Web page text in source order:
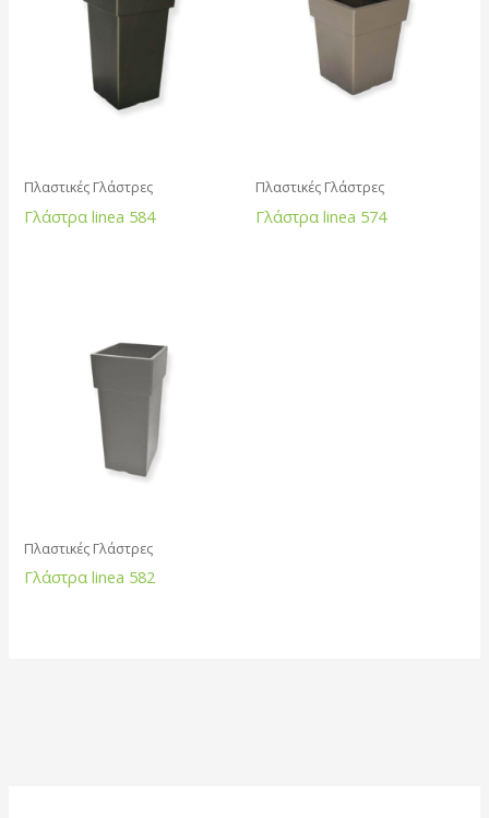
Πλαστικές Γλάστρες
Γλάστρα linea 584
Πλαστικές Γλάστρες
Γλάστρα linea 574
Πλαστικές Γλάστρες
Γλάστρα linea 582